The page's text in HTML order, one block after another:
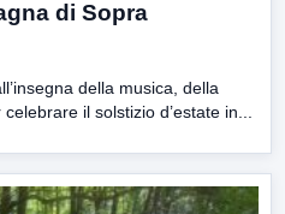
di Sopra
della musica, della
il solstizio d’estate in...